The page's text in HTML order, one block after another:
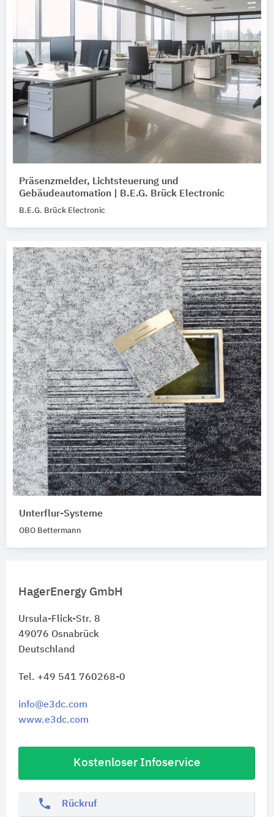
HagerEnergy GmbH
Ursula-Flick-Str. 8
49076 Osnabrück
Deutschland
Tel. +49 541 760268-0
info@e3dc.com
www.e3dc.com
Kostenloser Infoservice
phone Rückruf
Präsenzmelder, Lichtsteuerung und
Gebäudeautomation | B.E.G. Brück Electronic
B.E.G. Brück Electronic
Unterflur-Systeme
OBO Bettermann